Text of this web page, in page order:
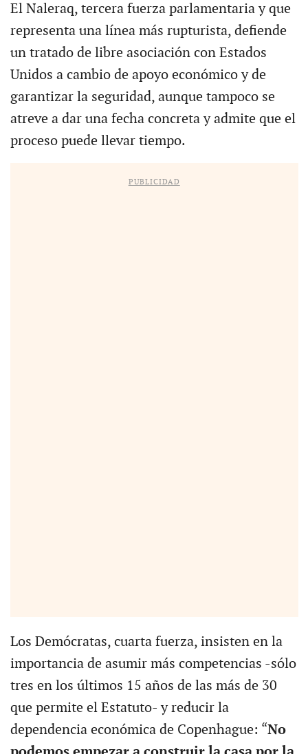
El Naleraq, tercera fuerza parlamentaria y que
representa una línea más rupturista, defiende
un tratado de libre asociación con Estados
Unidos a cambio de apoyo económico y de
garantizar la seguridad, aunque tampoco se
atreve a dar una fecha concreta y admite que el
proceso puede llevar tiempo.
PUBLICIDAD
Los Demócratas, cuarta fuerza, insisten en la
importancia de asumir más competencias -sólo
tres en los últimos 15 años de las más de 30
que permite el Estatuto- y reducir la
dependencia económica de Copenhague: “No